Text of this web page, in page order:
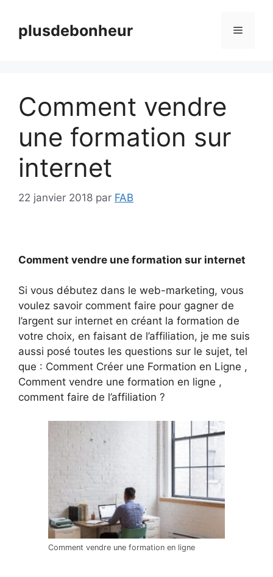
contenuplusdebonheur Menu
Comment vendre
une formation sur
internet
22 janvier 2018 par FAB
Comment vendre une formation sur internet
Si vous débutez dans le web-marketing, vous
voulez savoir comment faire pour gagner de
l’argent sur internet en créant la formation de
votre choix, en faisant de l’affiliation, je me suis
aussi posé toutes les questions sur le sujet, tel
que : Comment Créer une Formation en Ligne ,
Comment vendre une formation en ligne ,
comment faire de l’affiliation ?
Comment vendre une formation en ligne